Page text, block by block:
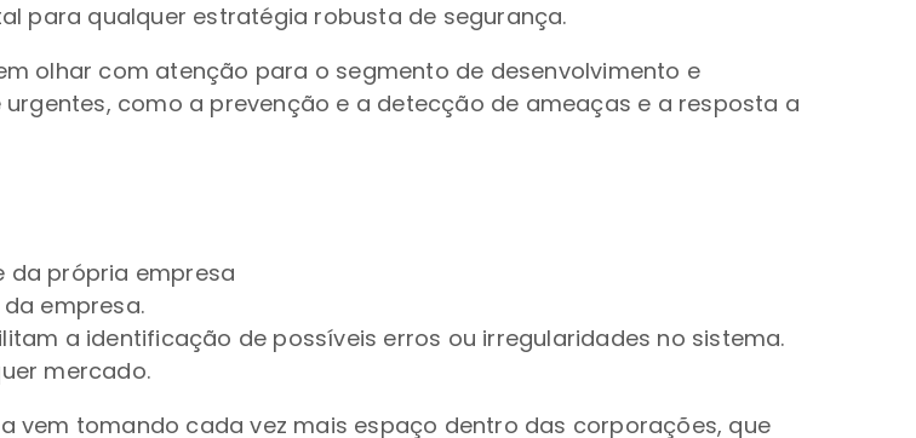
para qualquer estratégia robusta de segurança.
olhar com atenção para o segmento de desenvolvimento e
como a prevenção e a detecção de ameaças e a resposta a
da própria empresa
empresa.
a identificação de possíveis erros ou irregularidades no sistema.
mercado.
vem tomando cada vez mais espaço dentro das corporações, que